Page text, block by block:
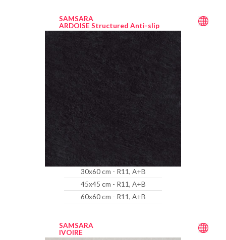
SAMSARA
ARDOISE Structured Anti-slip
30x60 cm - R11, A+B
45x45 cm - R11, A+B
60x60 cm - R11, A+B
SAMSARA
IVOIRE